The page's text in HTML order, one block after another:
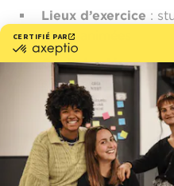
Lieux d’exercice :
séries animées
Qualités clés: sens
culture visuelle,
Le plus MoPA